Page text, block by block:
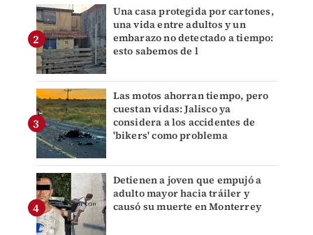
Una casa protegida por cartones,
una vida entre adultos y un
embarazo no detectado a tiempo:
esto sabemos de l
Las motos ahorran tiempo, pero
cuestan vidas: Jalisco ya
considera a los accidentes de
'bikers' como problema
Detienen a joven que empujó a
adulto mayor hacia tráiler y
causó su muerte en Monterrey